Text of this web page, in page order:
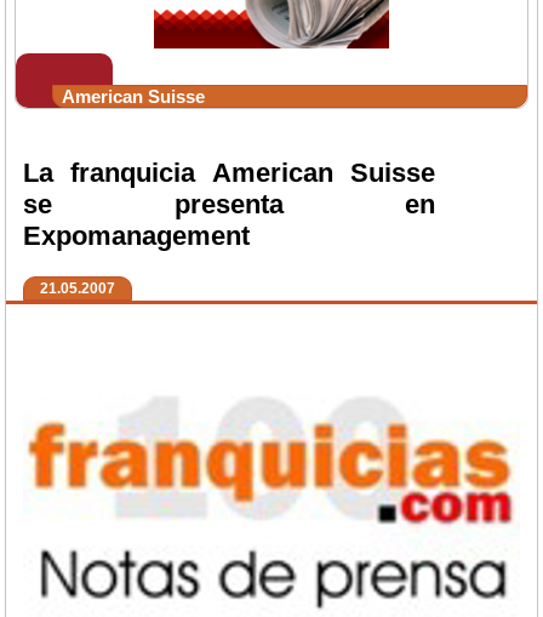
American Suisse
La franquicia American Suisse
se presenta en
Expomanagement
21.05.2007